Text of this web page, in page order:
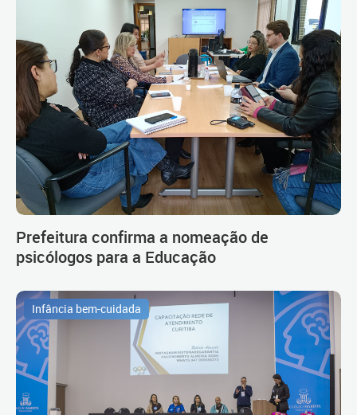
Prefeitura confirma a nomeação de
psicólogos para a Educação
Infância bem-cuidada